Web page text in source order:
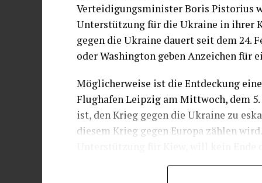
Verteidigungsminister Boris Pistorius
Unterstützung für die Ukraine in ihrer
gegen die Ukraine dauert seit dem 24.
oder Washington geben Anzeichen für
Möglicherweise ist die Entdeckung
Flughafen Leipzig am Mittwoch, dem
ist, den Krieg gegen die Ukraine zu
diesem Krieg gegen Europa zählen
War die Drohne mit dem Sprengstoff